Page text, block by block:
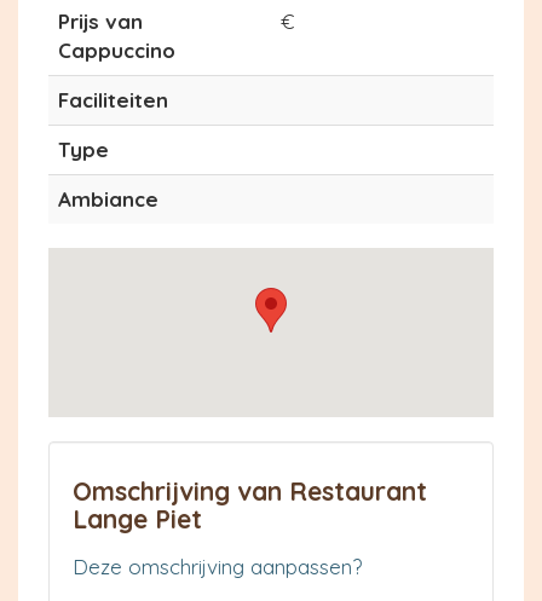
Prijs van
Cappuccino
€
Faciliteiten
Type
Ambiance
Omschrijving van Restaurant
Lange Piet
Deze omschrijving aanpassen?